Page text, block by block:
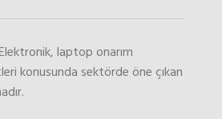
laptop onarım
konusunda sektörde öne çıkan